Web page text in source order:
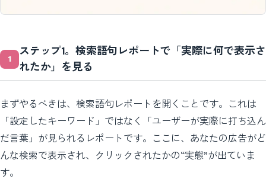
ステップ1。検索語句レポートで「実際に何で表示さ
れたか」を見る
まずやるべきは、検索語句レポートを開くことです。これは
「設定したキーワード」ではなく「ユーザーが実際に打ち込ん
だ言葉」が見られるレポートです。ここに、あなたの広告がど
んな検索で表示され、クリックされたかの“実態”が出ていま
す。